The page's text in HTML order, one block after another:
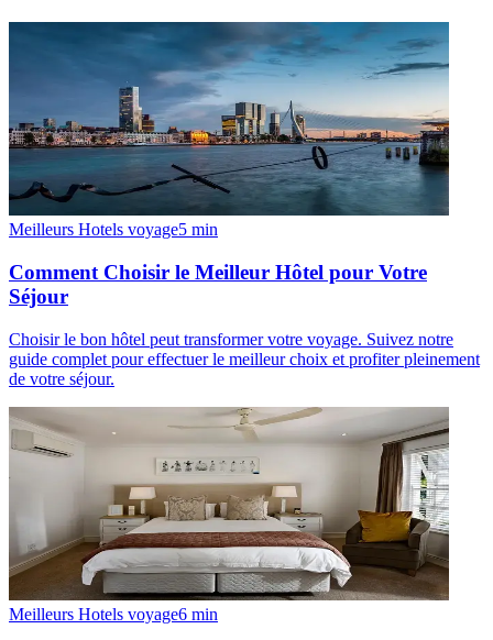
Meilleurs Hotels voyage5 min
Comment Choisir le Meilleur Hôtel pour Votre
Séjour
Choisir le bon hôtel peut transformer votre voyage. Suivez notre
guide complet pour effectuer le meilleur choix et profiter pleinement
de votre séjour.
Meilleurs Hotels voyage6 min